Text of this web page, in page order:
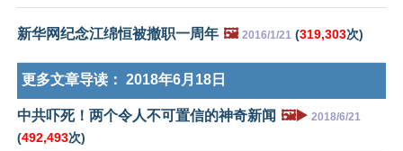
新华网纪念江绵恒被撤职一周年 🖼️ 2016/1/21 (319,303次)
更多文章导读： 2018年6月18日
中共吓死！两个令人不可置信的神奇新闻 🖼️▶️ 2018/6/21
(492,493次)